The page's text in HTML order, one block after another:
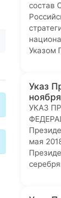
состав
Указом
Указ
УКАЗ
мая